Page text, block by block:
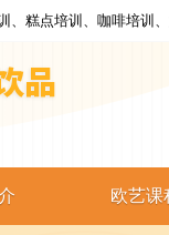
糕点培训、咖啡培训
欧艺课